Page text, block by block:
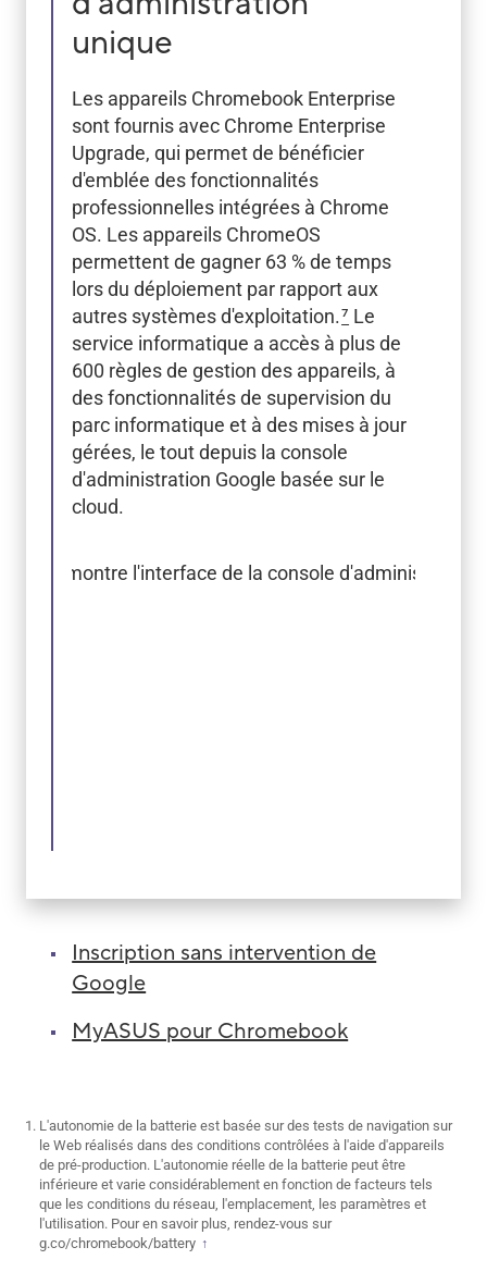
unique
Les appareils Chromebook Enterprise
sont fournis avec Chrome Enterprise
Upgrade, qui permet de bénéficier
d'emblée des fonctionnalités
professionnelles intégrées à Chrome
OS. Les appareils ChromeOS
permettent de gagner 63 % de temps
lors du déploiement par rapport aux
autres systèmes d'exploitation.7 Le
service informatique a accès à plus de
600 règles de gestion des appareils, à
des fonctionnalités de supervision du
parc informatique et à des mises à jour
gérées, le tout depuis la console
d'administration Google basée sur le
cloud.
Inscription sans intervention de
Google
MyASUS pour Chromebook
L'autonomie de la batterie est basée sur des tests de navigation sur
le Web réalisés dans des conditions contrôlées à l'aide d'appareils
de pré-production. L'autonomie réelle de la batterie peut être
inférieure et varie considérablement en fonction de facteurs tels
que les conditions du réseau, l'emplacement, les paramètres et
l'utilisation. Pour en savoir plus, rendez-vous sur
g.co/chromebook/battery ↑